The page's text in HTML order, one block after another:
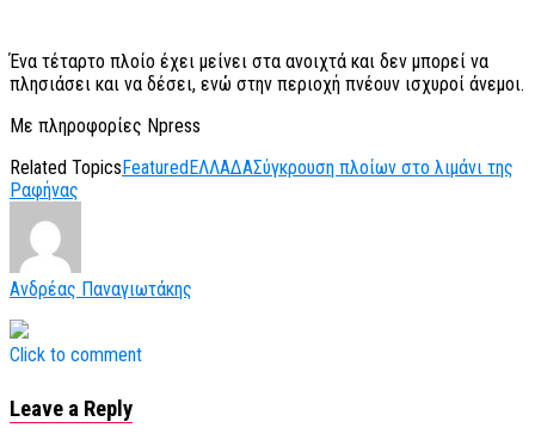
Ένα τέταρτο πλοίο έχει μείνει στα ανοιχτά και δεν μπορεί να
πλησιάσει και να δέσει, ενώ στην περιοχή πνέουν ισχυροί άνεμοι.
Με πληροφορίες Npress
Related Topics Featured ΕΛΛΑΔΑΣύγκρουση πλοίων στο λιμάνι της
Ραφήνας
Ανδρέας Παναγιωτάκης
Click to comment
Leave a Reply